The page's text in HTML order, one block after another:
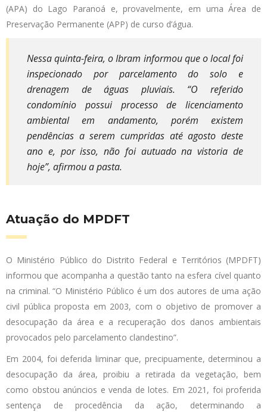
(APA) do Lago Paranoá e, provavelmente, em uma Área de
Preservação Permanente (APP) de curso d’água.
Nessa quinta-feira, o Ibram informou que o local foi
inspecionado por parcelamento do solo e
drenagem de águas pluviais. “O referido
condomínio possui processo de licenciamento
ambiental em andamento, porém existem
pendências a serem cumpridas até agosto deste
ano e, por isso, não foi autuado na vistoria de
hoje”, afirmou a pasta.
Atuação do MPDFT
O Ministério Público do Distrito Federal e Territórios (MPDFT)
informou que acompanha a questão tanto na esfera cível quanto
na criminal. “O Ministério Público é um dos autores de uma ação
civil pública proposta em 2003, com o objetivo de promover a
desocupação da área e a recuperação dos danos ambientais
provocados pelo parcelamento clandestino”.
Em 2004, foi deferida liminar que, precipuamente, determinou a
desocupação da área, proibiu a retirada da vegetação, bem
como obstou anúncios e venda de lotes. Em 2021, foi proferida
sentença de procedência da ação, determinando a